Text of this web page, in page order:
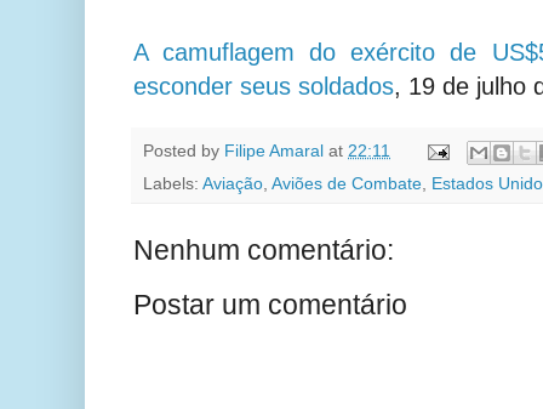
A camuflagem do exército de
esconder seus soldados, 19 de julho
Posted by Filipe Amaral at 22:11
Labels: Aviação Aviões de Combate Estados
Nenhum comentário:
Postar um comentário